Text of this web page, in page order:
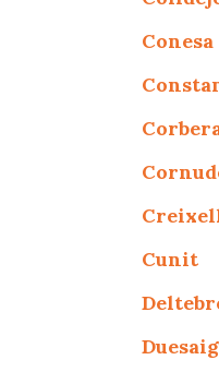
Conesa
Cunit